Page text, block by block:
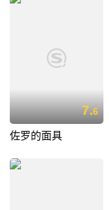
7.6
佐罗的面具